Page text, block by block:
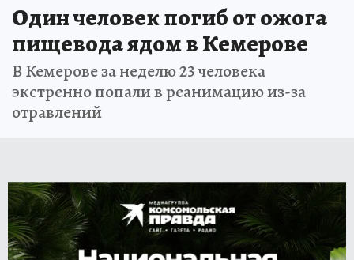
Один человек погиб от ожога
пищевода ядом в Кемерове
В Кемерове за неделю 23 человека
экстренно попали в реанимацию из-за
отравлений